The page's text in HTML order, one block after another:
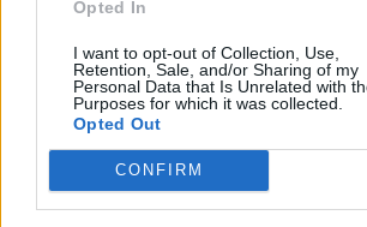
Opted In
I want to opt-out of Collection, Use,
Retention, Sale, and/or Sharing of my
Personal Data that Is Unrelated with
Purposes for which it was collected.
Opted Out
CONFIRM
ανειδίκευτους γιατρούς της
Την Κυριακή 9 Αυγούστου, στις
7.30 το απόγευμα, έξω από το
κεντρικό κτήριο της Περιφέρειας
Βορείου Αιγαίου στη Μυτιλήνη η
κινητοποίηση
ΔΡΑΣΕΙΣ